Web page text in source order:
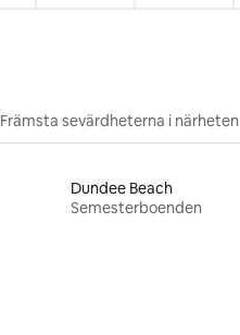
Främsta sevärdheterna i närheten
Dundee Beach
Semesterboenden